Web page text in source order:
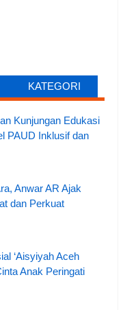
KATEGORI
Kunjungan Edukasi
PAUD Inklusif dan
Anwar AR Ajak
dan Perkuat
‘Aisyiyah Aceh
Anak Peringati